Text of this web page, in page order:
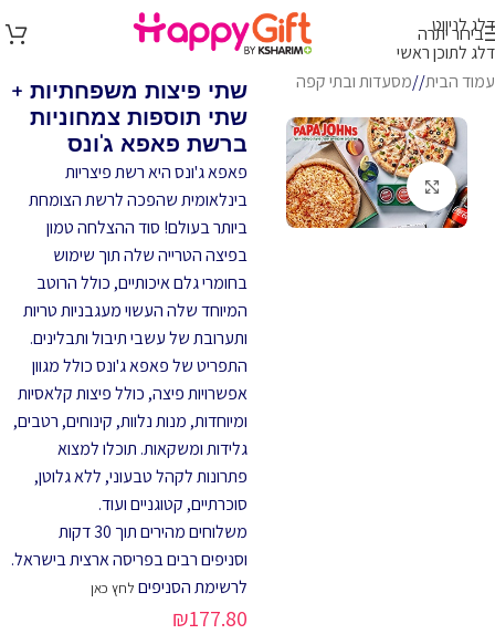
דלג לניווט
דלג לתוכן ראשי
בירור יתרה
עמוד הבית/ מסעדות ובתי קפה
לחץ להגדלה
שתי פיצות משפחתיות +
שתי תוספות צמחוניות
ברשת פאפא ג'ונס
פאפא ג'ונס היא רשת פיצריות
בינלאומית שהפכה לרשת הצומחת
ביותר בעולם! סוד ההצלחה טמון
בפיצה הטרייה שלה תוך שימוש
בחומרי גלם איכותיים, כולל הרוטב
המיוחד שלה העשוי מעגבניות טריות
ותערובת של עשבי תיבול ותבלינים.
התפריט של פאפא ג'ונס כולל מגוון
אפשרויות פיצה, כולל פיצות קלאסיות
ומיוחדות, מנות נלוות, קינוחים, רטבים,
גלידות ומשקאות. תוכלו למצוא
פתרונות לקהל טבעוני, ללא גלוטן,
סוכרתיים, קטוגניים ועוד.
משלוחים מהירים תוך 30 דקות
וסניפים רבים בפריסה ארצית בישראל.
לרשימת הסניפים לחץ כאן
₪177.80